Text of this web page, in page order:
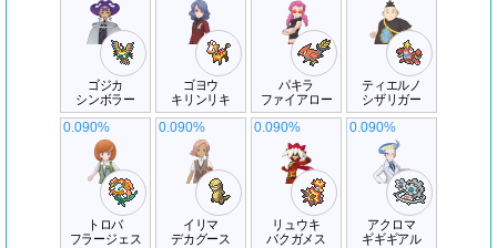
ゴジカ
シンボラー
ゴヨウ
キリンリキ
パキラ
ファイアロー
ティエルノ
シザリガー
トロバ
フラージェス
0.090%
イリマ
デカグース
0.090%
リュウキ
バクガメス
0.090%
アクロマ
ギギギアル
0.090%